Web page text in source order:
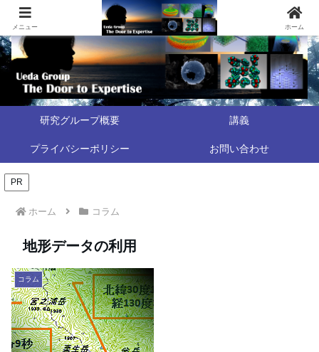
研究グループ概要 講義
プライバシーポリシー お問い合わせ
PR
ホーム コラム
地形データの利用
コラム
メニュー ホーム